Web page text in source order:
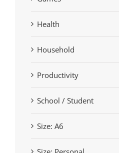
Health
Household
Productivity
School / Student
Size: A6